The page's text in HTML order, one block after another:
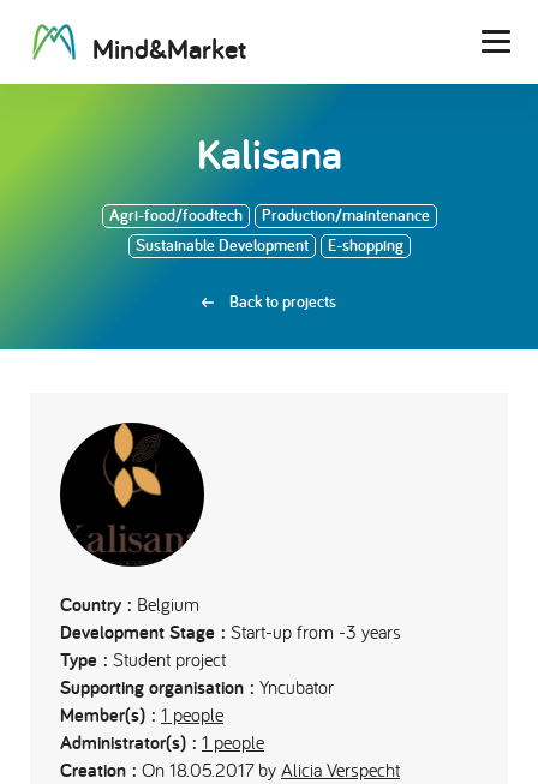
Mind&Market
Kalisana
Agri-food/foodtech
Production/maintenance
Sustainable Development
E-shopping
Back to projects
Country : Belgium
Development Stage : Start-up from -3 years
Type : Student project
Supporting organisation : Yncubator
Member(s) : 1 people
Administrator(s) : 1 people
Creation : On 18.05.2017 by Alicia Verspecht